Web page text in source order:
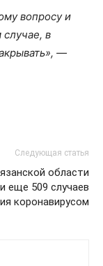
вопросу и
в
—
Следующая статья
области
еще 509 случаев
коронавирусом